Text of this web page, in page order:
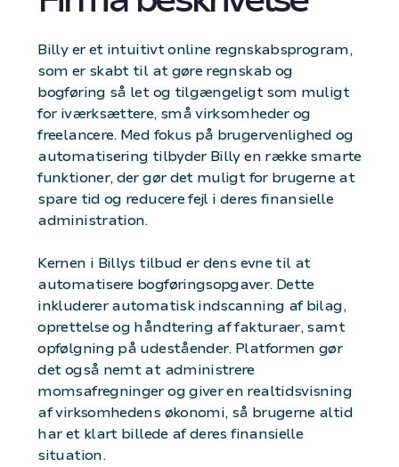
Billy er et intuitivt online regnskabsprogram,
som er skabt til at gøre regnskab og
bogføring så let og tilgængeligt som muligt
for iværksættere, små virksomheder og
freelancere. Med fokus på brugervenlighed og
automatisering tilbyder Billy en række smarte
funktioner, der gør det muligt for brugerne at
spare tid og reducere fejl i deres finansielle
administration.
Kernen i Billys tilbud er dens evne til at
automatisere bogføringsopgaver. Dette
inkluderer automatisk indscanning af bilag,
oprettelse og håndtering af fakturaer, samt
opfølgning på udeståender. Platformen gør
det også nemt at administrere
momsafregninger og giver en realtidsvisning
af virksomhedens økonomi, så brugerne altid
har et klart billede af deres finansielle
situation.